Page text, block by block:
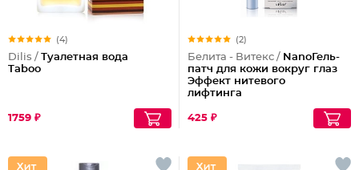
(4)
Dilis / Туалетная вода
Taboo
1759 ₽
(2)
Белита - Витекс / NanoГель-
патч для кожи вокруг глаз
Эффект нитевого
лифтинга
425 ₽